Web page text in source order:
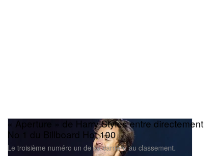
« Aperture » de Harry Styles entre directement
No 1 du Billboard Hot 100
Le troisième numéro un de sa carrière au classement.